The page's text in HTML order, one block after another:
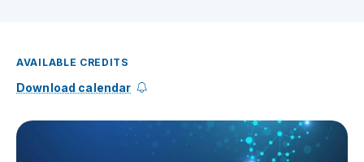
AVAILABLE CREDITS
Download calendar